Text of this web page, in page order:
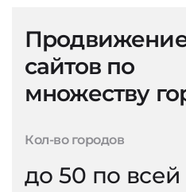
сайтов по
множеству
Кол-во городов
до 50 по